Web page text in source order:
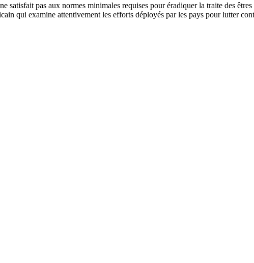
satisfait pas aux normes minimales requises pour éradiquer la traite des
qui examine attentivement les efforts déployés par les pays pour lutter